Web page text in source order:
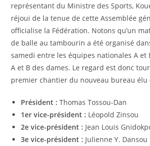
représentant du Ministre des Sports,
réjoui de la tenue de cette Assemblée
officialise la Fédération. Notons qu’un
de balle au tambourin a été organisé
samedi entre les équipes nationales A et
A et B des dames. Le regard est donc
premier chantier du nouveau bureau élu
Président : Thomas Tossou-Dan
1er vice-président : Léopold Zinsou
2e vice-président : Jean Louis
3e vice-président : Julienne Y. Dansou